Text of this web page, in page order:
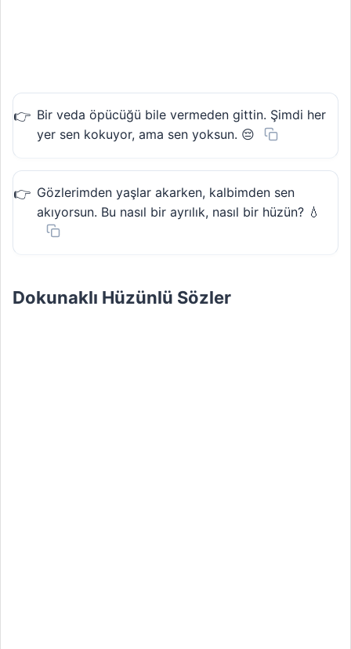
Bir veda öpücüğü bile vermeden gittin. Şimdi her
yer sen kokuyor, ama sen yoksun. 😔
Gözlerimden yaşlar akarken, kalbimden sen
akıyorsun. Bu nasıl bir ayrılık, nasıl bir hüzün? 💧
Dokunaklı Hüzünlü Sözler